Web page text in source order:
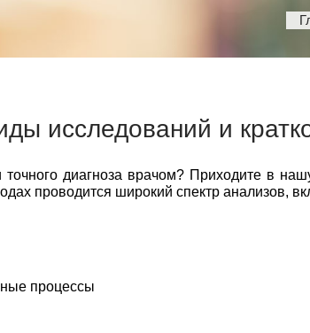
исследований и
диагноза врачом? Приходите в
проводится широкий спектр анализов,
процессы